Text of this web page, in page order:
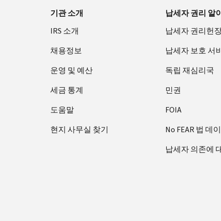
Footer Navigation
기관 소개
IRS 소개
채용정보
운영 및 예산
세금 통계
도움말
현지 사무실 찾기
납세자 권리 알
납세자 권리헌
납세자 보호 서
독립 재심리국
민권
FOIA
No FEAR 법 데
납세자 의존에